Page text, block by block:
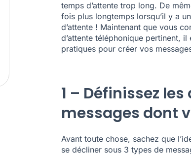
temps d’attente trop long. De
fois plus longtemps lorsqu’il y a
d’attente ! Maintenant que vous
d’attente téléphonique pertinent,
pratiques pour créer vos
1 – Définissez
messages dont
Avant toute chose, sachez que
se décliner sous 3 types de